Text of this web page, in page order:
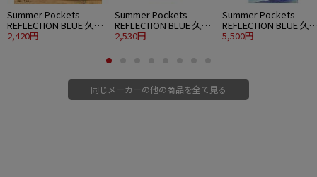
Summer Pockets
REFLECTION BLUE 久島
鴎 アクリルアートスタ
2,420円
Summer Pockets
REFLECTION BLUE 久島
鴎 アクリルスタンド 大
2,530円
Summer Pockets
REFLECTION BLUE 久
鴎 120cmビッグタオル
5,500円
同じメーカーの他の商品を全て見る